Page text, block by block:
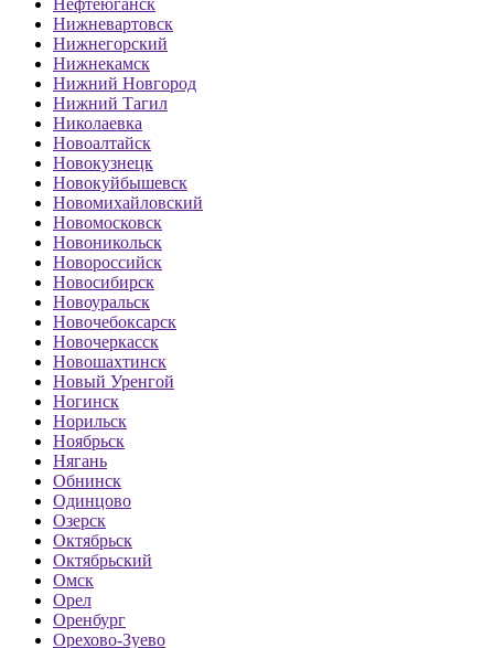
Нижневартовск
Нижнегорский
Нижнекамск
Нижний Новгород
Нижний Тагил
Николаевка
Новоалтайск
Новокузнецк
Новокуйбышевск
Новомихайловский
Новомосковск
Новоникольск
Новороссийск
Новосибирск
Новоуральск
Новочебоксарск
Новочеркасск
Новошахтинск
Новый Уренгой
Ногинск
Норильск
Ноябрьск
Нягань
Обнинск
Одинцово
Озерск
Октябрьск
Октябрьский
Омск
Орел
Оренбург
Орехово-Зуево